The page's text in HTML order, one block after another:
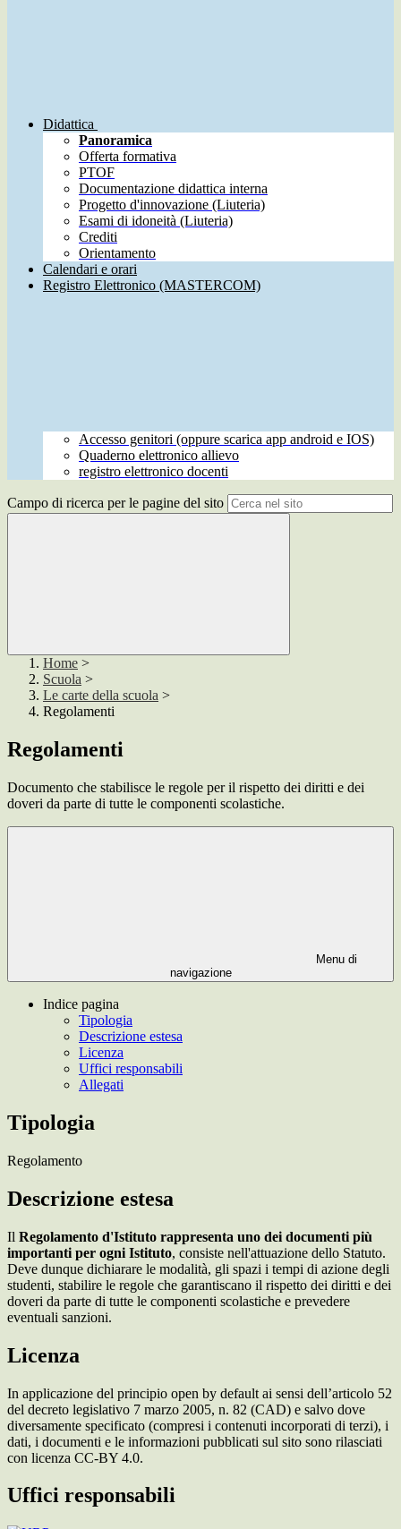
Didattica
Panoramica
Offerta formativa
PTOF
Documentazione didattica interna
Progetto d'innovazione (Liuteria)
Esami di idoneità (Liuteria)
Crediti
Orientamento
Calendari e orari
Registro Elettronico (MASTERCOM)
Accesso genitori (oppure scarica app android e IOS)
Quaderno elettronico allievo
registro elettronico docenti
Campo di ricerca per le pagine del sito
Home >
Scuola >
Le carte della scuola >
Regolamenti
Regolamenti
Documento che stabilisce le regole per il rispetto dei diritti e dei
doveri da parte di tutte le componenti scolastiche.
Menu di
navigazione
Indice pagina
Tipologia
Descrizione estesa
Licenza
Uffici responsabili
Allegati
Tipologia
Regolamento
Descrizione estesa
Il Regolamento d'Istituto rappresenta uno dei documenti più
importanti per ogni Istituto, consiste nell'attuazione dello Statuto.
Deve dunque dichiarare le modalità, gli spazi i tempi di azione degli
studenti, stabilire le regole che garantiscano il rispetto dei diritti e dei
doveri da parte di tutte le componenti scolastiche e prevedere
eventuali sanzioni.
Licenza
In applicazione del principio open by default ai sensi dell’articolo 52
del decreto legislativo 7 marzo 2005, n. 82 (CAD) e salvo dove
diversamente specificato (compresi i contenuti incorporati di terzi), i
dati, i documenti e le informazioni pubblicati sul sito sono rilasciati
con licenza CC-BY 4.0.
Uffici responsabili